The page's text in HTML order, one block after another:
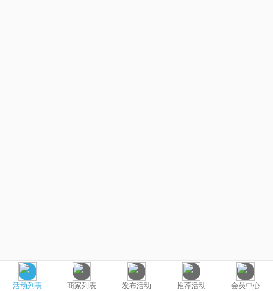
活动列表 商家列表 发布活动 推荐活动 会员中心